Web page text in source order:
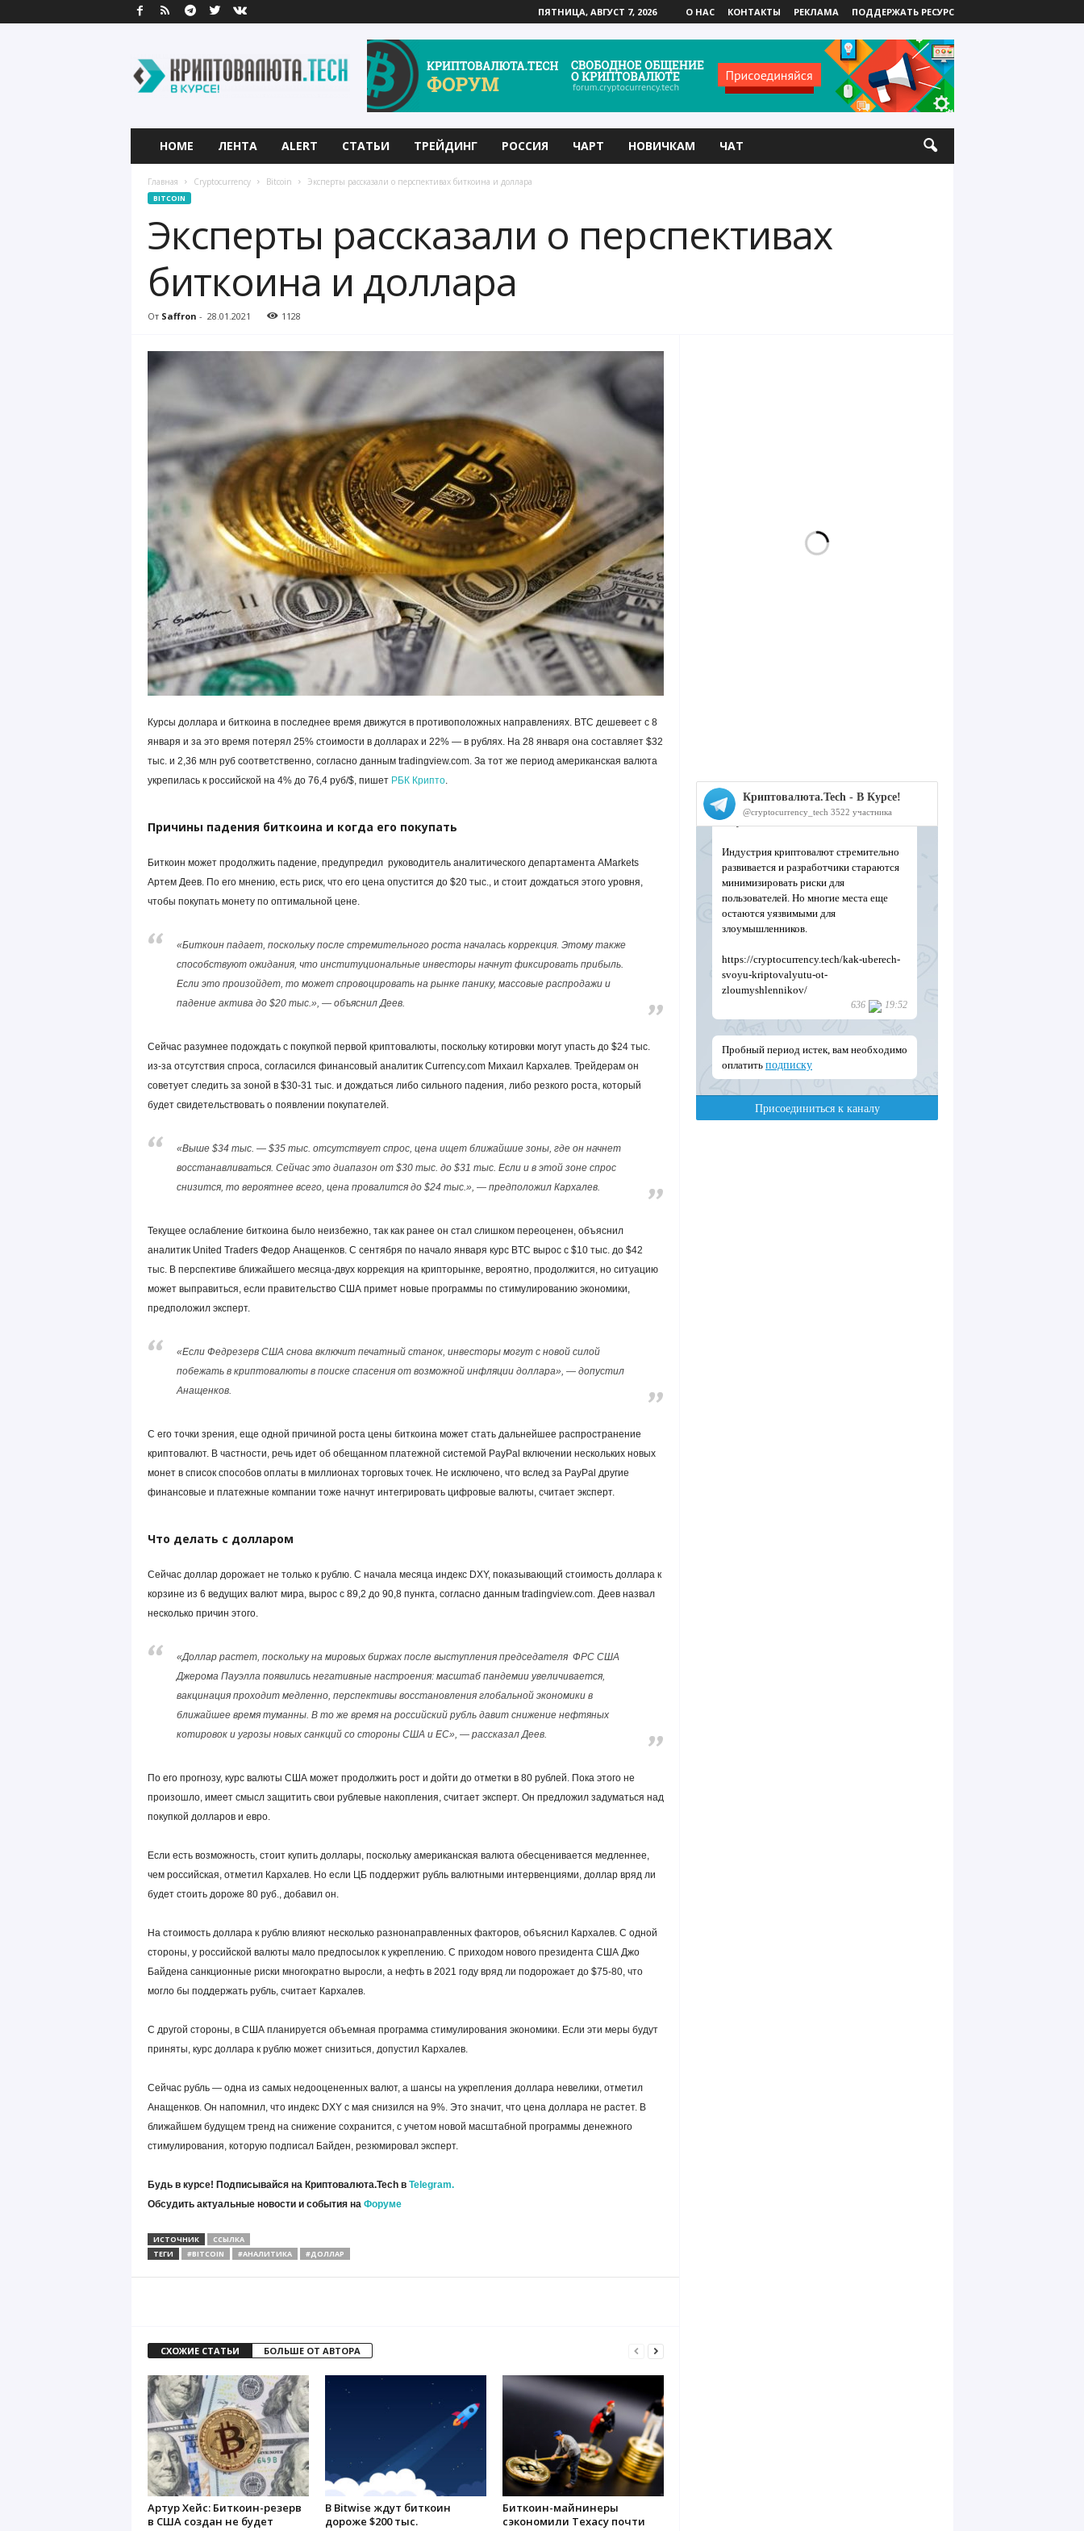
ПЯТНИЦА, АВГУСТ 7, 2026 О НАС КОНТАКТЫ РЕКЛАМА ПОДДЕРЖАТЬ РЕСУРС
и
HOME ЛЕНТА ALERT СТАТЬИ ТРЕЙДИНГ РОССИЯ ЧАРТ НОВИЧКАМ ЧАТ
Главная Cryptocurrency Bitcoin Эксперты рассказали о перспективах биткоина и доллара
BITCOIN
Эксперты рассказали о перспективах
биткоина и доллара
От Saffron - 28.01.2021 1128
Курсы доллара и биткоина в последнее время движутся в противоположных направлениях. BTC дешевеет с 8
января и за это время потерял 25% стоимости в долларах и 22% — в рублях. На 28 января она составляет $32
тыс. и 2,36 млн руб соответственно, согласно данным tradingview.com. За тот же период американская валюта
укрепилась к российской на 4% до 76,4 руб/$, пишет РБК Крипто.
Причины падения биткоина и когда его покупать
Биткоин может продолжить падение, предупредил руководитель аналитического департамента AMarkets
Артем Деев. По его мнению, есть риск, что его цена опустится до $20 тыс., и стоит дождаться этого уровня,
чтобы покупать монету по оптимальной цене.
«Биткоин падает, поскольку после стремительного роста началась коррекция. Этому также
способствуют ожидания, что институциональные инвесторы начнут фиксировать прибыль.
Если это произойдет, то может спровоцировать на рынке панику, массовые распродажи и
падение актива до $20 тыс.», — объяснил Деев.
Сейчас разумнее подождать с покупкой первой криптовалюты, поскольку котировки могут упасть до $24 тыс.
из-за отсутствия спроса, согласился финансовый аналитик Currency.com Михаил Кархалев. Трейдерам он
советует следить за зоной в $30-31 тыс. и дождаться либо сильного падения, либо резкого роста, который
будет свидетельствовать о появлении покупателей.
«Выше $34 тыс. — $35 тыс. отсутствует спрос, цена ищет ближайшие зоны, где он начнет
восстанавливаться. Сейчас это диапазон от $30 тыс. до $31 тыс. Если и в этой зоне спрос
снизится, то вероятнее всего, цена провалится до $24 тыс.», — предположил Кархалев.
Текущее ослабление биткоина было неизбежно, так как ранее он стал слишком переоценен, объяснил
аналитик United Traders Федор Анащенков. С сентября по начало января курс BTC вырос с $10 тыс. до $42
тыс. В перспективе ближайшего месяца-двух коррекция на крипторынке, вероятно, продолжится, но ситуацию
может выправиться, если правительство США примет новые программы по стимулированию экономики,
предположил эксперт.
«Если Федрезерв США снова включит печатный станок, инвесторы могут с новой силой
побежать в криптовалюты в поиске спасения от возможной инфляции доллара», — допустил
Анащенков.
С его точки зрения, еще одной причиной роста цены биткоина может стать дальнейшее распространение
криптовалют. В частности, речь идет об обещанном платежной системой PayPal включении нескольких новых
монет в список способов оплаты в миллионах торговых точек. Не исключено, что вслед за PayPal другие
финансовые и платежные компании тоже начнут интегрировать цифровые валюты, считает эксперт.
Что делать с долларом
Сейчас доллар дорожает не только к рублю. С начала месяца индекс DXY, показывающий стоимость доллара к
корзине из 6 ведущих валют мира, вырос с 89,2 до 90,8 пункта, согласно данным tradingview.com. Деев назвал
несколько причин этого.
«Доллар растет, поскольку на мировых биржах после выступления председателя ФРС США
Джерома Пауэлла появились негативные настроения: масштаб пандемии увеличивается,
вакцинация проходит медленно, перспективы восстановления глобальной экономики в
ближайшее время туманны. В то же время на российский рубль давит снижение нефтяных
котировок и угрозы новых санкций со стороны США и ЕС», — рассказал Деев.
По его прогнозу, курс валюты США может продолжить рост и дойти до отметки в 80 рублей. Пока этого не
произошло, имеет смысл защитить свои рублевые накопления, считает эксперт. Он предложил задуматься над
покупкой долларов и евро.
Если есть возможность, стоит купить доллары, поскольку американская валюта обесценивается медленнее,
чем российская, отметил Кархалев. Но если ЦБ поддержит рубль валютными интервенциями, доллар вряд ли
будет стоить дороже 80 руб., добавил он.
На стоимость доллара к рублю влияют несколько разнонаправленных факторов, объяснил Кархалев. С одной
стороны, у российской валюты мало предпосылок к укреплению. С приходом нового президента США Джо
Байдена санкционные риски многократно выросли, а нефть в 2021 году вряд ли подорожает до $75-80, что
могло бы поддержать рубль, считает Кархалев.
С другой стороны, в США планируется объемная программа стимулирования экономики. Если эти меры будут
приняты, курс доллара к рублю может снизиться, допустил Кархалев.
Сейчас рубль — одна из самых недооцененных валют, а шансы на укрепления доллара невелики, отметил
Анащенков. Он напомнил, что индекс DXY с мая снизился на 9%. Это значит, что цена доллара не растет. В
ближайшем будущем тренд на снижение сохранится, с учетом новой масштабной программы денежного
стимулирования, которую подписал Байден, резюмировал эксперт.
Будь в курсе! Подписывайся на Криптовалюта.Tech в Telegram.
Обсудить актуальные новости и события на Форуме
ИСТОЧНИК
ССЫЛКА
ТЕГИ
#BITCOIN #АНАЛИТИКА #ДОЛЛАР
СХОЖИЕ СТАТЬИ БОЛЬШЕ ОТ АВТОРА
Артур Хейс: Биткоин-резерв
в США создан не будет
В Bitwise ждут биткоин
дороже $200 тыс.
Биткоин-майнинеры
сэкономили Техасу почти